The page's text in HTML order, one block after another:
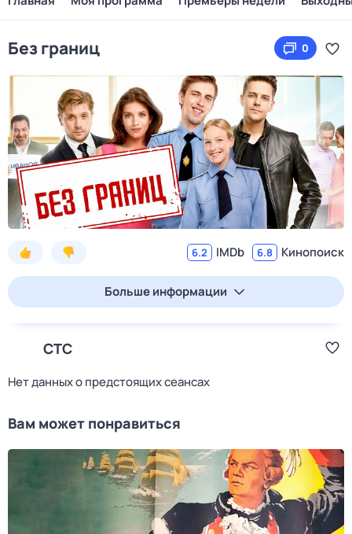
Без границ 0
6.2 IMDb 6.8 Кинопоиск
Больше информации
СТС
Нет данных о предстоящих сеансах
Вам может понравиться